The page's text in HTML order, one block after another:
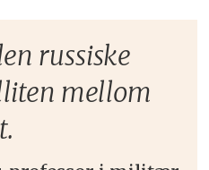
russiske
mellom